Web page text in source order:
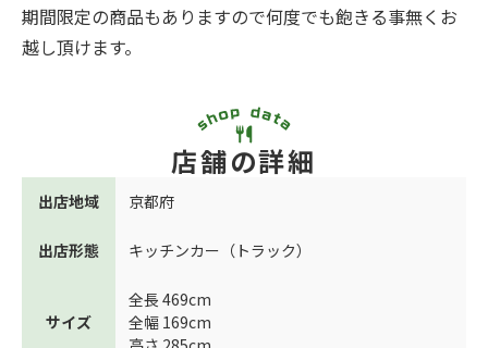
期間限定の商品もありますので何度でも飽きる事無くお
越し頂けます。
店舗の詳細
出店地域 京都府
出店形態 キッチンカー（トラック）
サイズ
全長 469cm
全幅 169cm